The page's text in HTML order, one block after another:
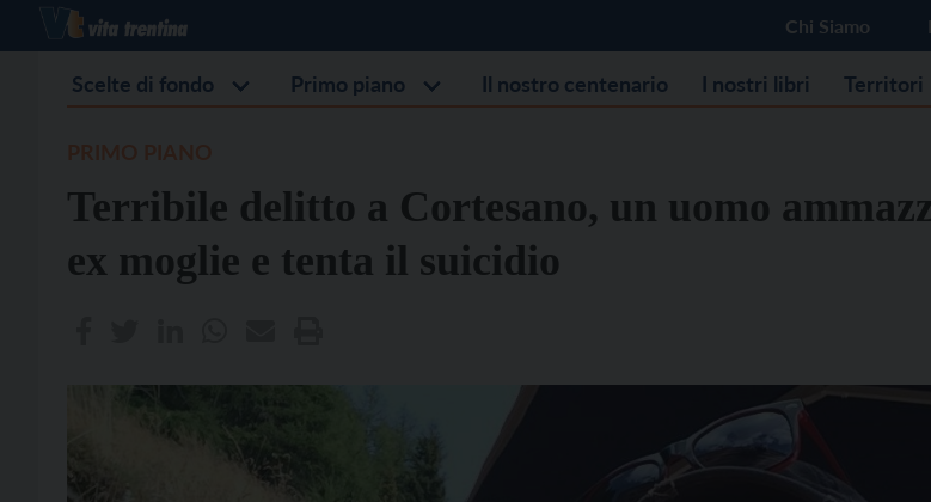
Chi Siamo
Scelte di fondo Primo piano Il nostro centenario I nostri libri Territori
Terribile delitto a Cortesano, un uomo
ex moglie e tenta il suicidio